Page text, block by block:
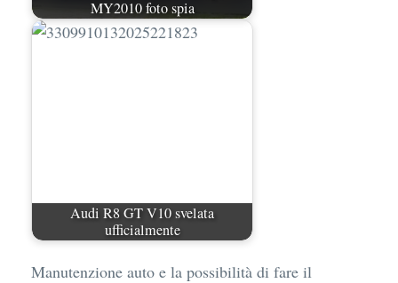
MY2010 foto spia
Audi R8 GT V10 svelata
ufficialmente
Manutenzione auto e la possibilità di fare il